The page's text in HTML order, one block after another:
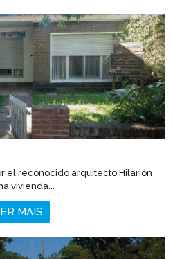
el reconocido arquitecto Hilarión
vivienda...
MAIS